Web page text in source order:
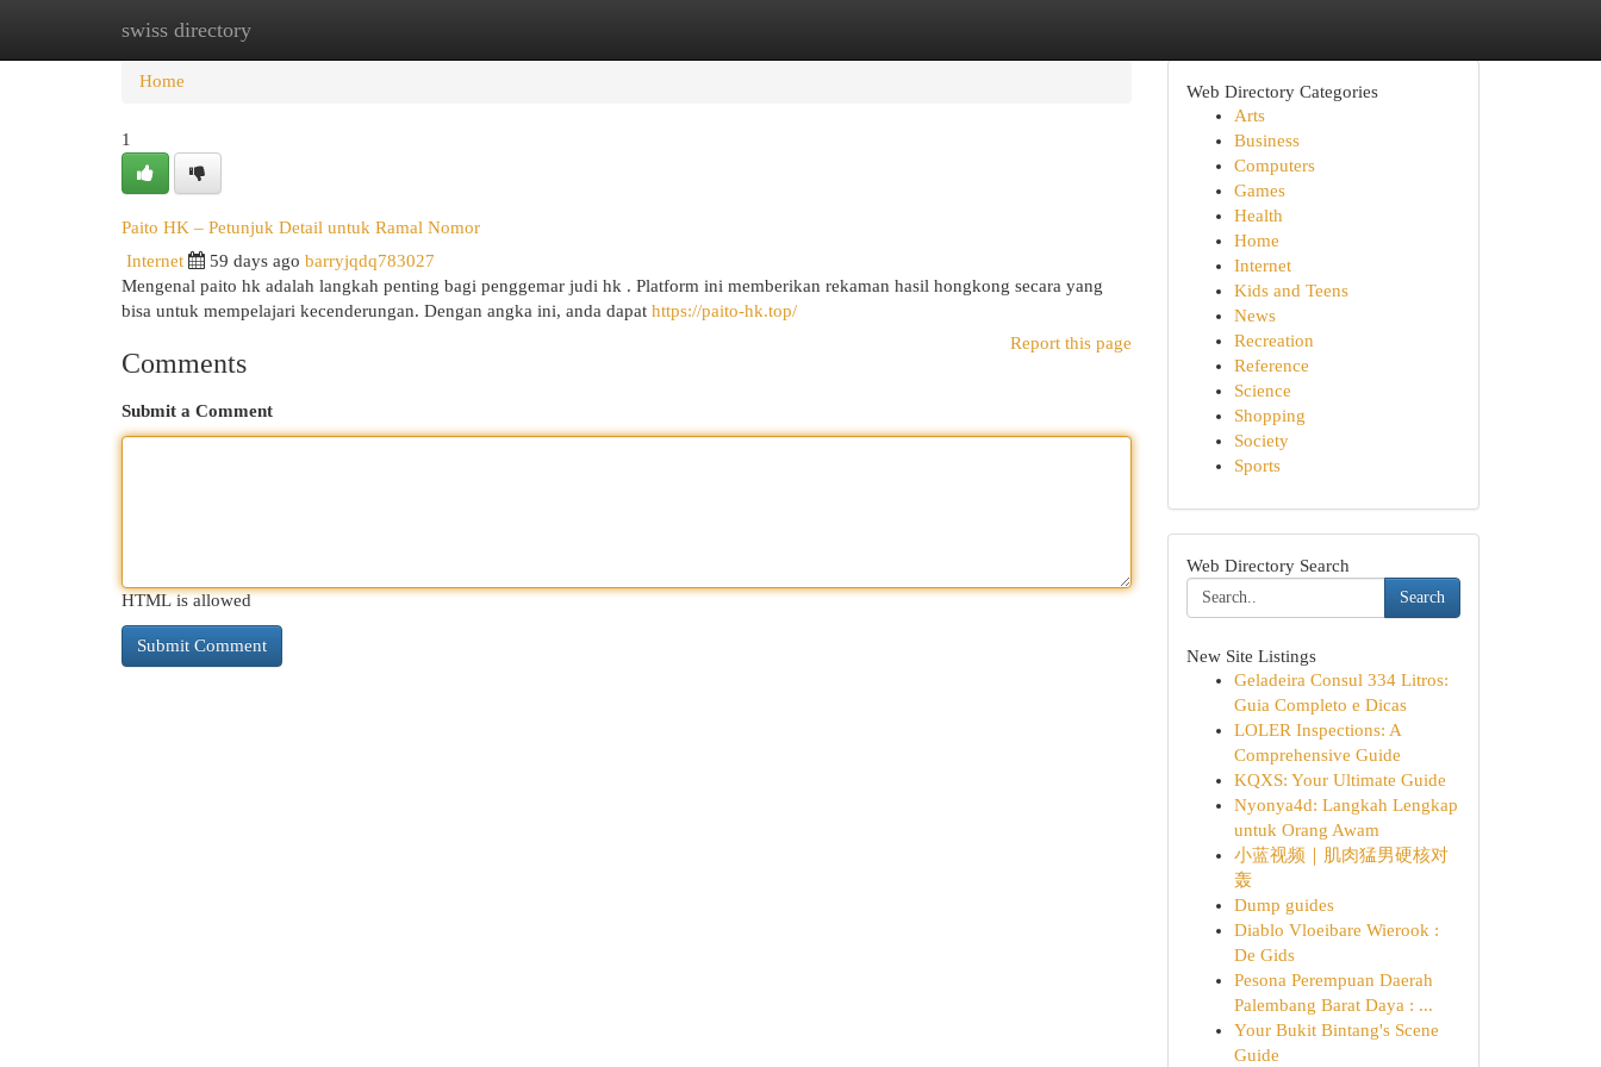
swiss directory
Home New Site Listings
Home
1
Paito HK – Petunjuk Detail untuk Ramal Nomor
Internet 59 days ago barryjqdq783027
Mengenal paito hk adalah langkah penting bagi penggemar judi hk . Platform ini memberikan rekaman hasil hongkong secara yang
bisa untuk mempelajari kecenderungan. Dengan angka ini, anda dapat https://paito-hk.top/
Report this page
Comments
Submit a Comment
HTML is allowed
Web Directory Categories
Arts
Business
Computers
Games
Health
Home
Internet
Kids and Teens
News
Recreation
Reference
Science
Shopping
Society
Sports
Web Directory Search
Search
New Site Listings
Geladeira Consul 334 Litros:
Guia Completo e Dicas
LOLER Inspections: A
Comprehensive Guide
KQXS: Your Ultimate Guide
Nyonya4d: Langkah Lengkap
untuk Orang Awam
小蓝视频｜肌肉猛男硬核对
轰
Dump guides
Diablo Vloeibare Wierook :
De Gids
Pesona Perempuan Daerah
Palembang Barat Daya : ...
Your Bukit Bintang's Scene
Guide